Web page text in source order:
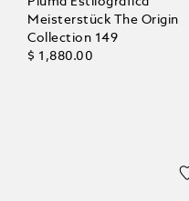
Meisterstück The Origin
Collection 149
$ 1,880.00